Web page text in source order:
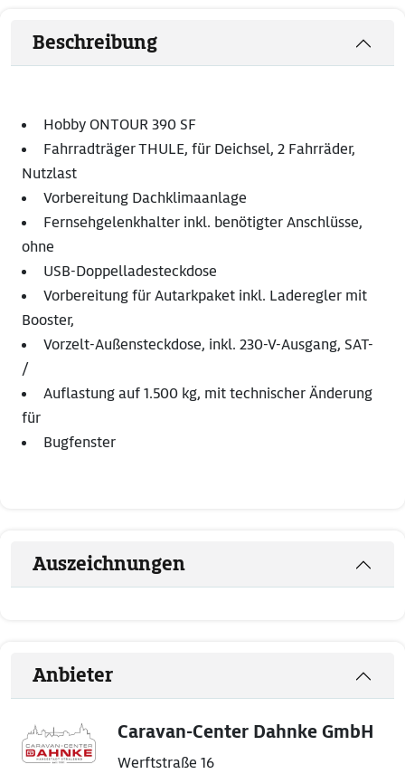
Beschreibung
Hobby ONTOUR 390 SF
Fahrradträger THULE, für Deichsel, 2 Fahrräder,
Nutzlast
Vorbereitung Dachklimaanlage
Fernsehgelenkhalter inkl. benötigter Anschlüsse,
ohne
USB-Doppelladesteckdose
Vorbereitung für Autarkpaket inkl. Laderegler mit
Booster,
Vorzelt-Außensteckdose, inkl. 230-V-Ausgang, SAT-
/
Auflastung auf 1.500 kg, mit technischer Änderung
für
Bugfenster
Auszeichnungen
Anbieter
Caravan-Center Dahnke GmbH
Werftstraße 16